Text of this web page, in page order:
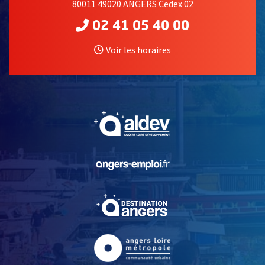
80011 49020 ANGERS Cedex 02
02 41 05 40 00
Voir les horaires
, Ouvre une nouvelle
, Ouvre une nouvelle